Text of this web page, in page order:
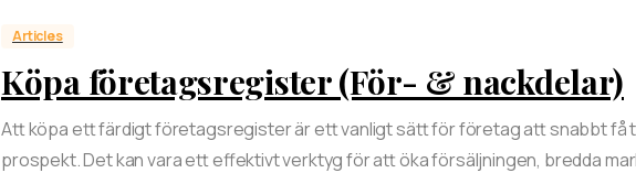
Articles
Köpa företagsregister (För- & nackdelar)
Att köpa ett färdigt företagsregister är ett vanligt sätt för företag att snabbt få
prospekt. Det kan vara ett effektivt verktyg för att öka försäljningen, bredda